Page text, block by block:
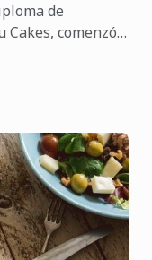
de
Cakes, comenzó